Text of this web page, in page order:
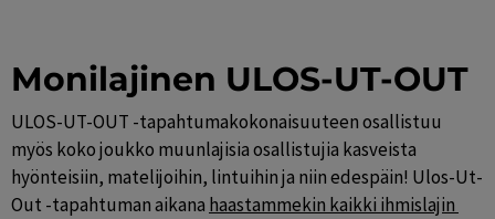
Monilajinen ULOS-UT-OUT
ULOS-UT-OUT -tapahtumakokonaisuuteen osallistuu
myös koko joukko muunlajisia osallistujia kasveista
hyönteisiin, matelijoihin, lintuihin ja niin edespäin! Ulos-Ut-
Out -tapahtuman aikana haastammekin kaikki ihmislajin